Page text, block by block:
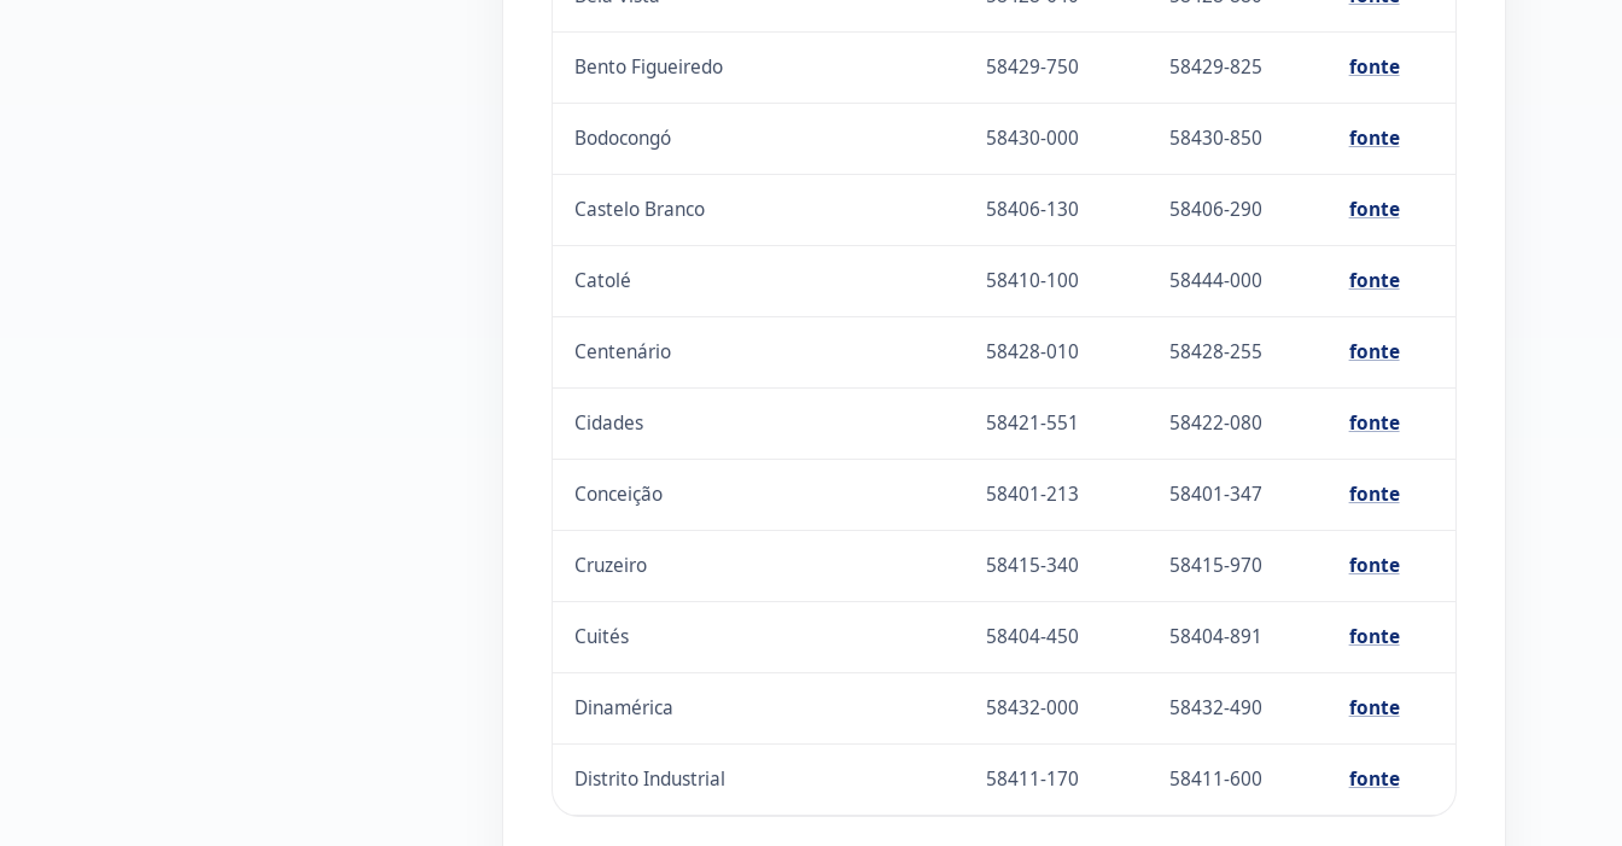
Bento Figueiredo 58429-750 58429-825 fonte
Bodocongó 58430-000 58430-850 fonte
Castelo Branco 58406-130 58406-290 fonte
Catolé 58410-100 58444-000 fonte
Centenário 58428-010 58428-255 fonte
Cidades 58421-551 58422-080 fonte
Conceição 58401-213 58401-347 fonte
Cruzeiro 58415-340 58415-970 fonte
Cuités 58404-450 58404-891 fonte
Dinamérica 58432-000 58432-490 fonte
Distrito Industrial 58411-170 58411-600 fonte